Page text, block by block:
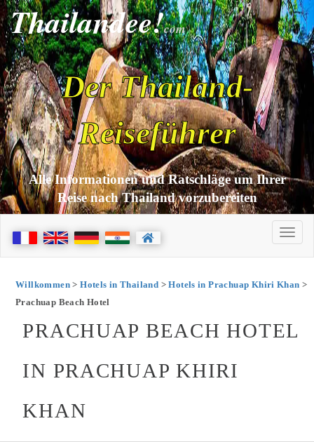
Thailandee!com
Der Thailand-
Reiseführer
Alle Informationen und Ratschläge um Ihrer
Reise nach Thailand vorzubereiten
Willkommen>Hotels in Thailand >Hotels in Prachuap Khiri Khan >
Prachuap Beach Hotel
PRACHUAP BEACH HOTEL
IN PRACHUAP KHIRI
KHAN